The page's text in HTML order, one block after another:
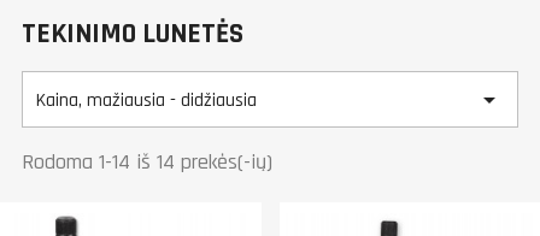
TEKINIMO LUNETĖS
Kaina, mažiausia - didžiausia 
Rodoma 1-14 iš 14 prekės(-ių)